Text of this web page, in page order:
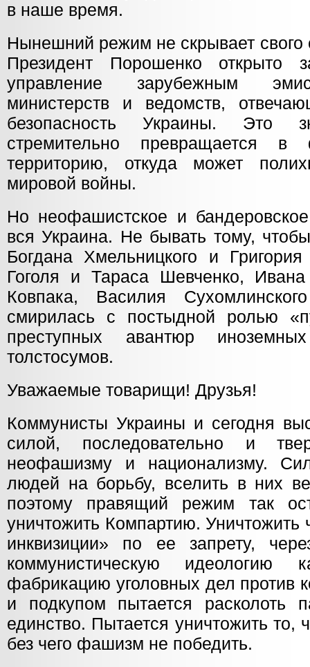
в наше время.
Нынешний режим не скрывает
Президент Порошенко открыто
управление зарубежным
министерств и ведомств,
безопасность Украины. Это
стремительно превращается
территорию, откуда может
мировой войны.
Но неофашистское и
вся Украина. Не бывать тому,
Богдана Хмельницкого и
Гоголя и Тараса Шевченко,
Ковпака, Василия
смирилась с постыдной ролью
преступных авантюр
толстосумов.
Уважаемые товарищи! Друзья!
Коммунисты Украины и сегодня
силой, последовательно и
неофашизму и национализму.
людей на борьбу, вселить в них
поэтому правящий режим так
уничтожить Компартию. Уничтожить
инквизиции» по ее запрету,
коммунистическую идеологию
фабрикацию уголовных дел против
и подкупом пытается расколоть
единство. Пытается уничтожить то,
без чего фашизм не победить.